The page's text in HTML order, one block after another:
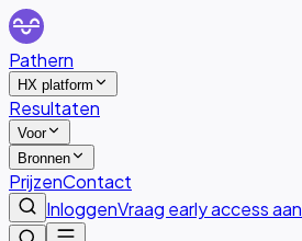
Pathern
HX platform
Resultaten
Voor
Bronnen
PrijzenContact
InloggenVraag early access aan